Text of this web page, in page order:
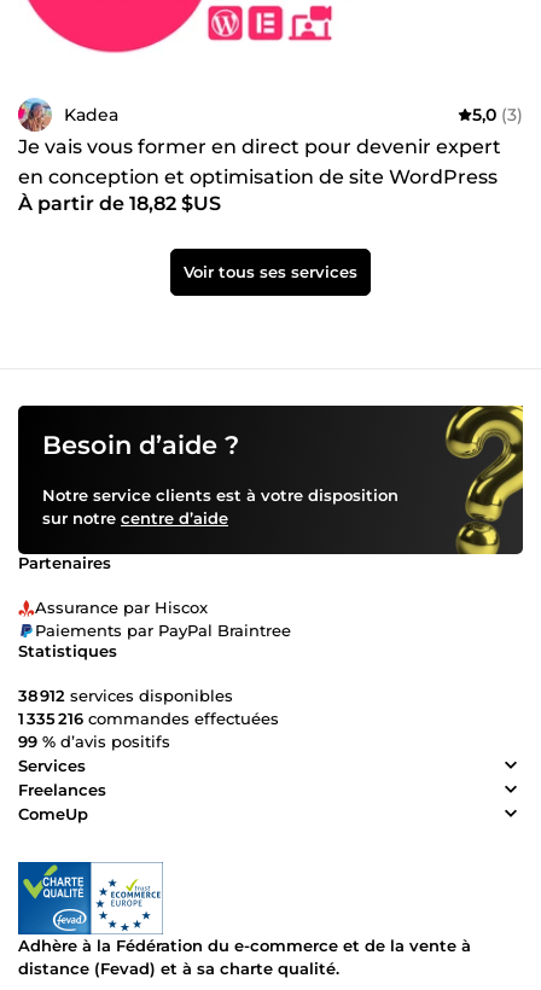
Kadea 5,0 (3)
Je vais vous former en direct pour devenir expert
en conception et optimisation de site WordPress
À partir de 18,82 $US
Voir tous ses services
Besoin d’aide ?
Notre service clients est à votre disposition
sur notre centre d’aide
Partenaires
Assurance par Hiscox
Paiements par PayPal Braintree
Statistiques
38 912 services disponibles
1 335 216 commandes effectuées
99 % d’avis positifs
Services
Freelances
ComeUp
Adhère à la Fédération du e-commerce et de la vente à
distance (Fevad) et à sa charte qualité.